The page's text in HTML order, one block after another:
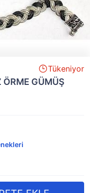
Tükeniyor
ÖRME GÜMÜŞ